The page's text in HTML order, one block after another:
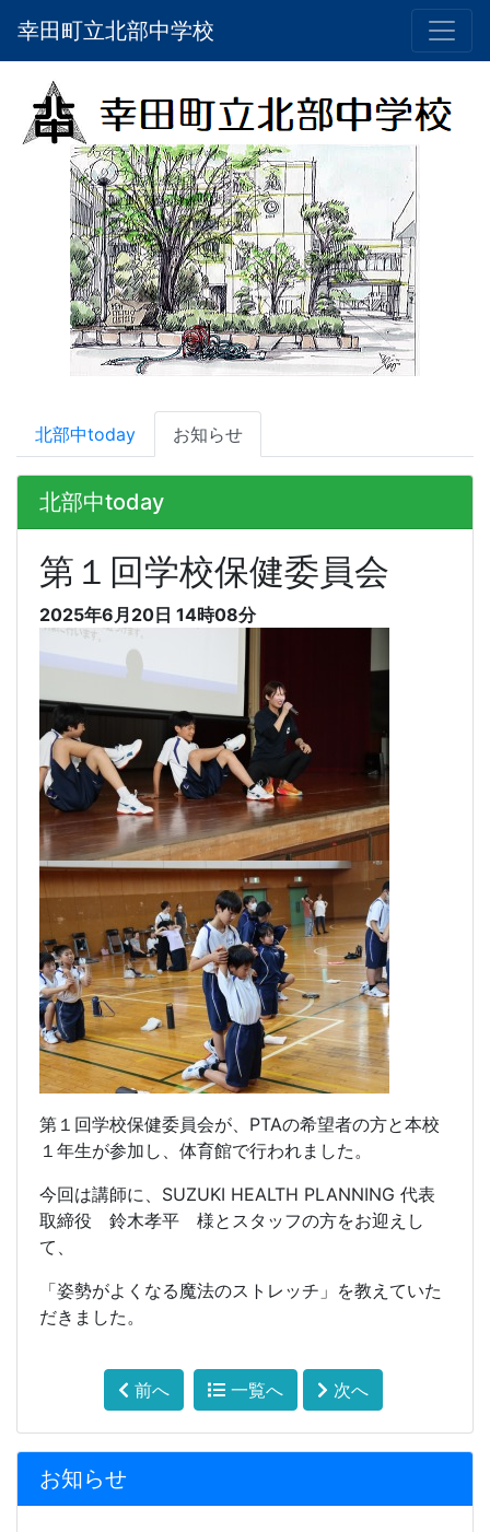
幸田町立北部中学校
北部中today お知らせ
北部中today
第１回学校保健委員会
2025年6月20日 14時08分
第１回学校保健委員会が、PTAの希望者の方と本校
１年生が参加し、体育館で行われました。
今回は講師に、SUZUKI HEALTH PLANNING 代表
取締役 鈴木孝平 様とスタッフの方をお迎えし
て、
「姿勢がよくなる魔法のストレッチ」を教えていた
だきました。
前へ 一覧へ 次へ
お知らせ